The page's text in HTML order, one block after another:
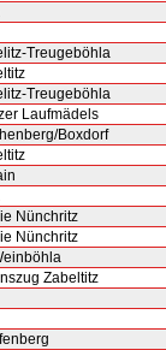
Treugeböhla
Treugeböhla
Laufmädels
Boxdorf
Nünchritz
Nünchritz
Zabeltitz